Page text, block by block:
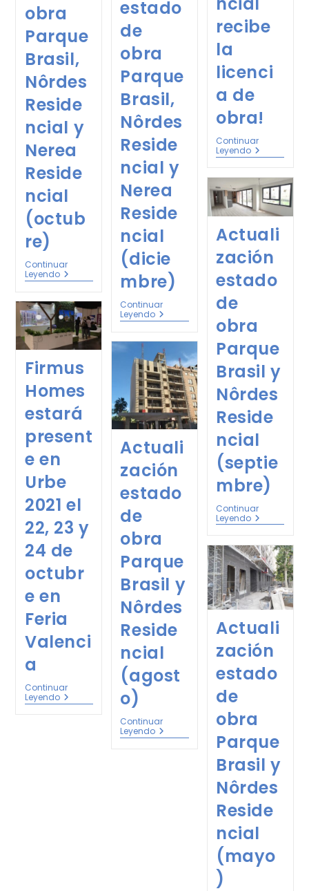
estado
de
obra
Parque
Brasil,
Nôrdes
Reside
ncial y
Nerea
Reside
ncial
(dicie
mbre)
Continuar
Leyendo
obra
Parque
Brasil,
Nôrdes
Reside
ncial y
Nerea
Reside
ncial
(octub
re)
Continuar
Leyendo
recibe
la
licenci
a de
obra!
Continuar
Leyendo
Actuali
zación
estado
de
obra
Parque
Brasil y
Nôrdes
Reside
ncial
(septie
mbre)
Continuar
Leyendo
Firmus
Homes
estará
present
e en
Urbe
2021 el
22, 23 y
24 de
octubr
e en
Feria
Valenci
a
Continuar
Leyendo
Actuali
zación
estado
de
obra
Parque
Brasil y
Nôrdes
Reside
ncial
(agost
o)
Continuar
Leyendo
Actuali
zación
estado
de
obra
Parque
Brasil y
Nôrdes
Reside
ncial
(mayo
)